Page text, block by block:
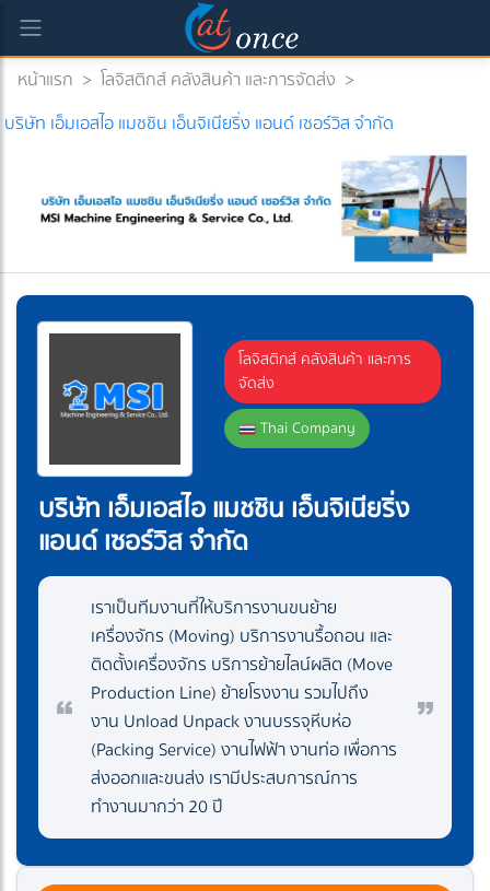
หน้าแรก > โลจิสติกส์ คลังสินค้า และการจัดส่ง >
บริษัท เอ็มเอสไอ แมชชิน เอ็นจิเนียริ่ง แอนด์ เซอร์วิส จำกัด
โลจิสติกส์ คลังสินค้า และการ
จัดส่ง
Thai Company
บริษัท เอ็มเอสไอ แมชชิน เอ็นจิเนียริ่ง
แอนด์ เซอร์วิส จำกัด
เราเป็นทีมงานที่ให้บริการงานขนย้าย
เครื่องจักร (Moving) บริการงานรื้อถอน และ
ติดตั้งเครื่องจักร บริการย้ายไลน์ผลิต (Move
Production Line) ย้ายโรงงาน รวมไปถึง
งาน Unload Unpack งานบรรจุหีบห่อ
(Packing Service) งานไฟฟ้า งานท่อ เพื่อการ
ส่งออกและขนส่ง เรามีประสบการณ์การ
ทำงานมากว่า 20 ปี